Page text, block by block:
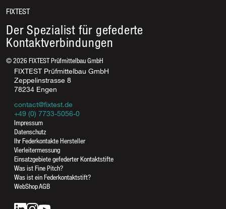
Rufen Sie uns an
07733-5056-0
07733-5056-17
Schreiben Sie uns
FIXTEST
Der Spezialist für gefederte
Kontaktverbindungen
©2026FIXTEST Prüfmittelbau GmbH
FIXTEST Prüfmittelbau GmbH
Zeppelinstrasse 8
78234 Engen
contact@fixtest.de
+49 (0) 7733-5056-0
Impressum
Datenschutz
Ihr Federkontakte Hersteller
Vierleitermessung
Einsatzgebiete gefederter Kontaktstifte
Was ist Fine Pitch?
Was ist ein Federkontaktstift?
WebShop AGB